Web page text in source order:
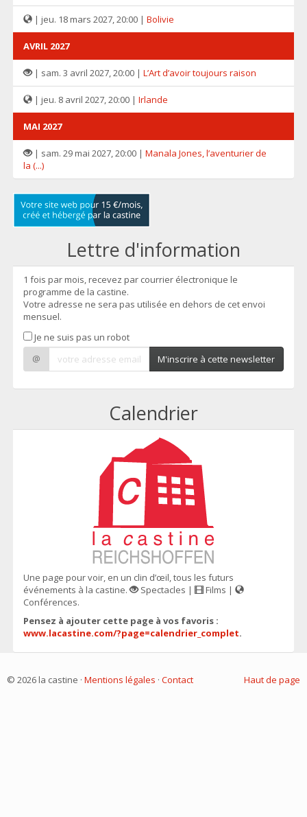
| jeu. 18 mars 2027, 20:00 | Bolivie
AVRIL 2027
| sam. 3 avril 2027, 20:00 | L’Art d’avoir toujours raison
| jeu. 8 avril 2027, 20:00 | Irlande
MAI 2027
| sam. 29 mai 2027, 20:00 | Manala Jones, l’aventurier de
la (...)
Lettre d'information
1 fois par mois, recevez par courrier électronique le
programme de la castine.
Votre adresse ne sera pas utilisée en dehors de cet envoi
mensuel.
Je ne suis pas un robot
@
M'inscrire à cette newsletter
Calendrier
Une page pour voir, en un clin d’œil, tous les futurs
événements à la castine.
Spectacles |
Films |
Conférences.
Pensez à ajouter cette page à vos favoris :
www.lacastine.com/?page=calendrier_complet.
Haut de page
© 2026 la castine · Mentions légales · Contact